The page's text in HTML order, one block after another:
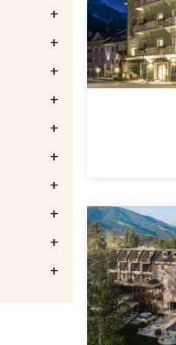
+
+
+
+
+
+
+
+
+
+